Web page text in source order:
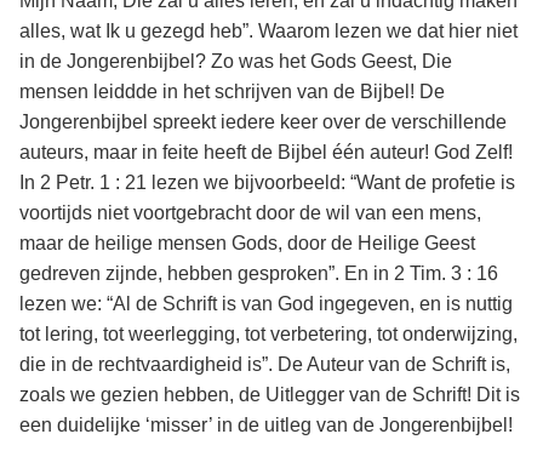
alles, wat Ik u gezegd heb”. Waarom lezen we dat hier niet
in de Jongerenbijbel? Zo was het Gods Geest, Die
mensen leiddde in het schrijven van de Bijbel! De
Jongerenbijbel spreekt iedere keer over de verschillende
auteurs, maar in feite heeft de Bijbel één auteur! God Zelf!
In 2 Petr. 1 : 21 lezen we bijvoorbeeld: “Want de profetie is
voortijds niet voortgebracht door de wil van een mens,
maar de heilige mensen Gods, door de Heilige Geest
gedreven zijnde, hebben gesproken”. En in 2 Tim. 3 : 16
lezen we: “Al de Schrift is van God ingegeven, en is nuttig
tot lering, tot weerlegging, tot verbetering, tot onderwijzing,
die in de rechtvaardigheid is”. De Auteur van de Schrift is,
zoals we gezien hebben, de Uitlegger van de Schrift! Dit is
een duidelijke ‘misser’ in de uitleg van de Jongerenbijbel!